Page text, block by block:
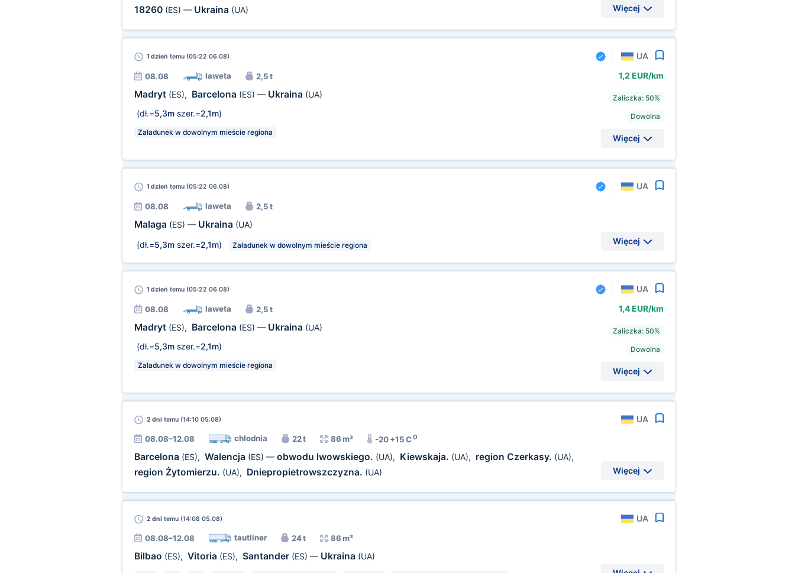
18260 (ES) — Ukraina (UA) Więcej
1 dzień temu (05:22 06.08) UA
08.08 laweta 2,5 t
Madryt (ES), Barcelona (ES) — Ukraina (UA)
(dł.=5,3mszer.=2,1m)
Załadunek w dowolnym mieście regiona
1,2 EUR/km
Zaliczka: 50%
Dowolna
Więcej
1 dzień temu (05:22 06.08) UA
08.08 laweta 2,5 t
Malaga (ES) — Ukraina (UA)
(dł.=5,3mszer.=2,1m) Załadunek w dowolnym mieście regiona Więcej
1 dzień temu (05:22 06.08) UA
08.08 laweta 2,5 t
Madryt (ES), Barcelona (ES) — Ukraina (UA)
(dł.=5,3mszer.=2,1m)
Załadunek w dowolnym mieście regiona
1,4 EUR/km
Zaliczka: 50%
Dowolna
Więcej
2 dnitemu (14:10 05.08) UA
08.08–12.08 chłodnia 22 t 86 m³ -20 +15 C0
Barcelona (ES), Walencja (ES) — obwodu lwowskiego. (UA), Kiewskaja. (UA), region Czerkasy. (UA),
region Żytomierzu. (UA), Dniepropietrowszczyzna. (UA) Więcej
2 dnitemu (14:08 05.08) UA
08.08–12.08 tautliner 24 t 86 m³
Bilbao (ES), Vitoria (ES), Santander (ES) — Ukraina (UA)